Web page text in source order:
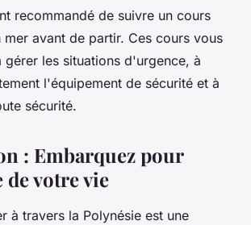
recommandé de suivre un cours
mer avant de partir. Ces cours vous
gérer les situations d'urgence, à
l'équipement de sécurité et à
sécurité.
: Embarquez pour
votre vie
à travers la Polynésie est une